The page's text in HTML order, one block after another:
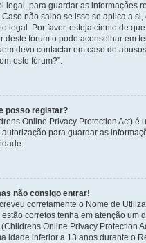
legal, para guardar as informações
não saiba se isso se aplica a si,
legal. Por favor, esteja ciente de
deste fórum o pode aconselhar em
devo contactar em caso de
este fórum?”.
posso registar?
Online Privacy Protection Act) é
para guardar as
não consigo entrar!
corretamente o Nome de
corretos tenha em atenção um
(Childrens Online Privacy Protection
idade inferior a 13 anos durante o